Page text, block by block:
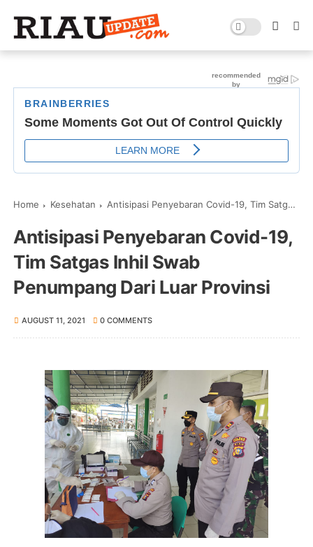
Home Kesehatan Antisipasi Penyebaran Covid-19, Tim Satgas Inhil Swab Penumpang Dari Luar Provinsi
Antisipasi Penyebaran Covid-19,
Tim Satgas Inhil Swab
Penumpang Dari Luar Provinsi
AUGUST 11, 2021 0 COMMENTS